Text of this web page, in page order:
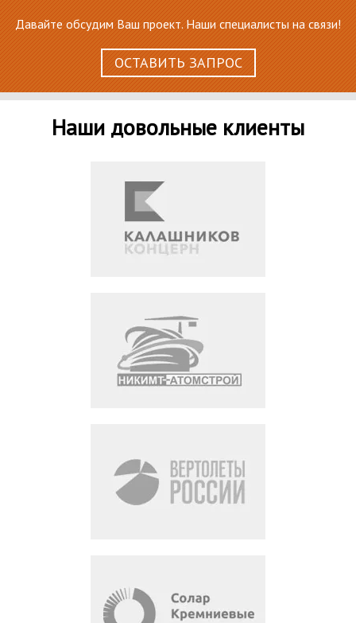
Давайте обсудим Ваш проект. Наши специалисты на связи!
ОСТАВИТЬ ЗАПРОС
Наши довольные клиенты